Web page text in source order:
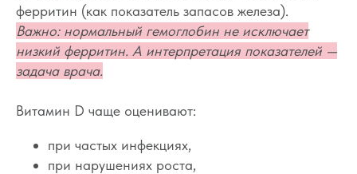
ферритин (как показатель запасов железа).
Важно: нормальный гемоглобин не исключает
низкий ферритин. А интерпретация показателей —
задача врача.
Витамин D чаще оценивают:
при частых инфекциях,
при нарушениях роста,